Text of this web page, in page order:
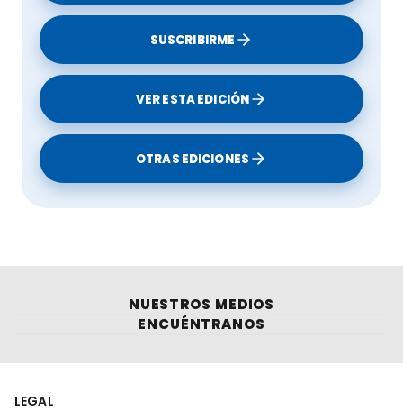
SUSCRIBIRME
VER ESTA EDICIÓN
OTRAS EDICIONES
NUESTROS MEDIOS
ENCUÉNTRANOS
LEGAL